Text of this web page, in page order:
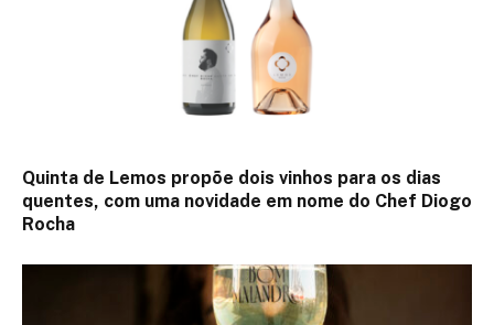
Quinta de Lemos propõe dois vinhos para os dias
quentes, com uma novidade em nome do Chef Diogo
Rocha